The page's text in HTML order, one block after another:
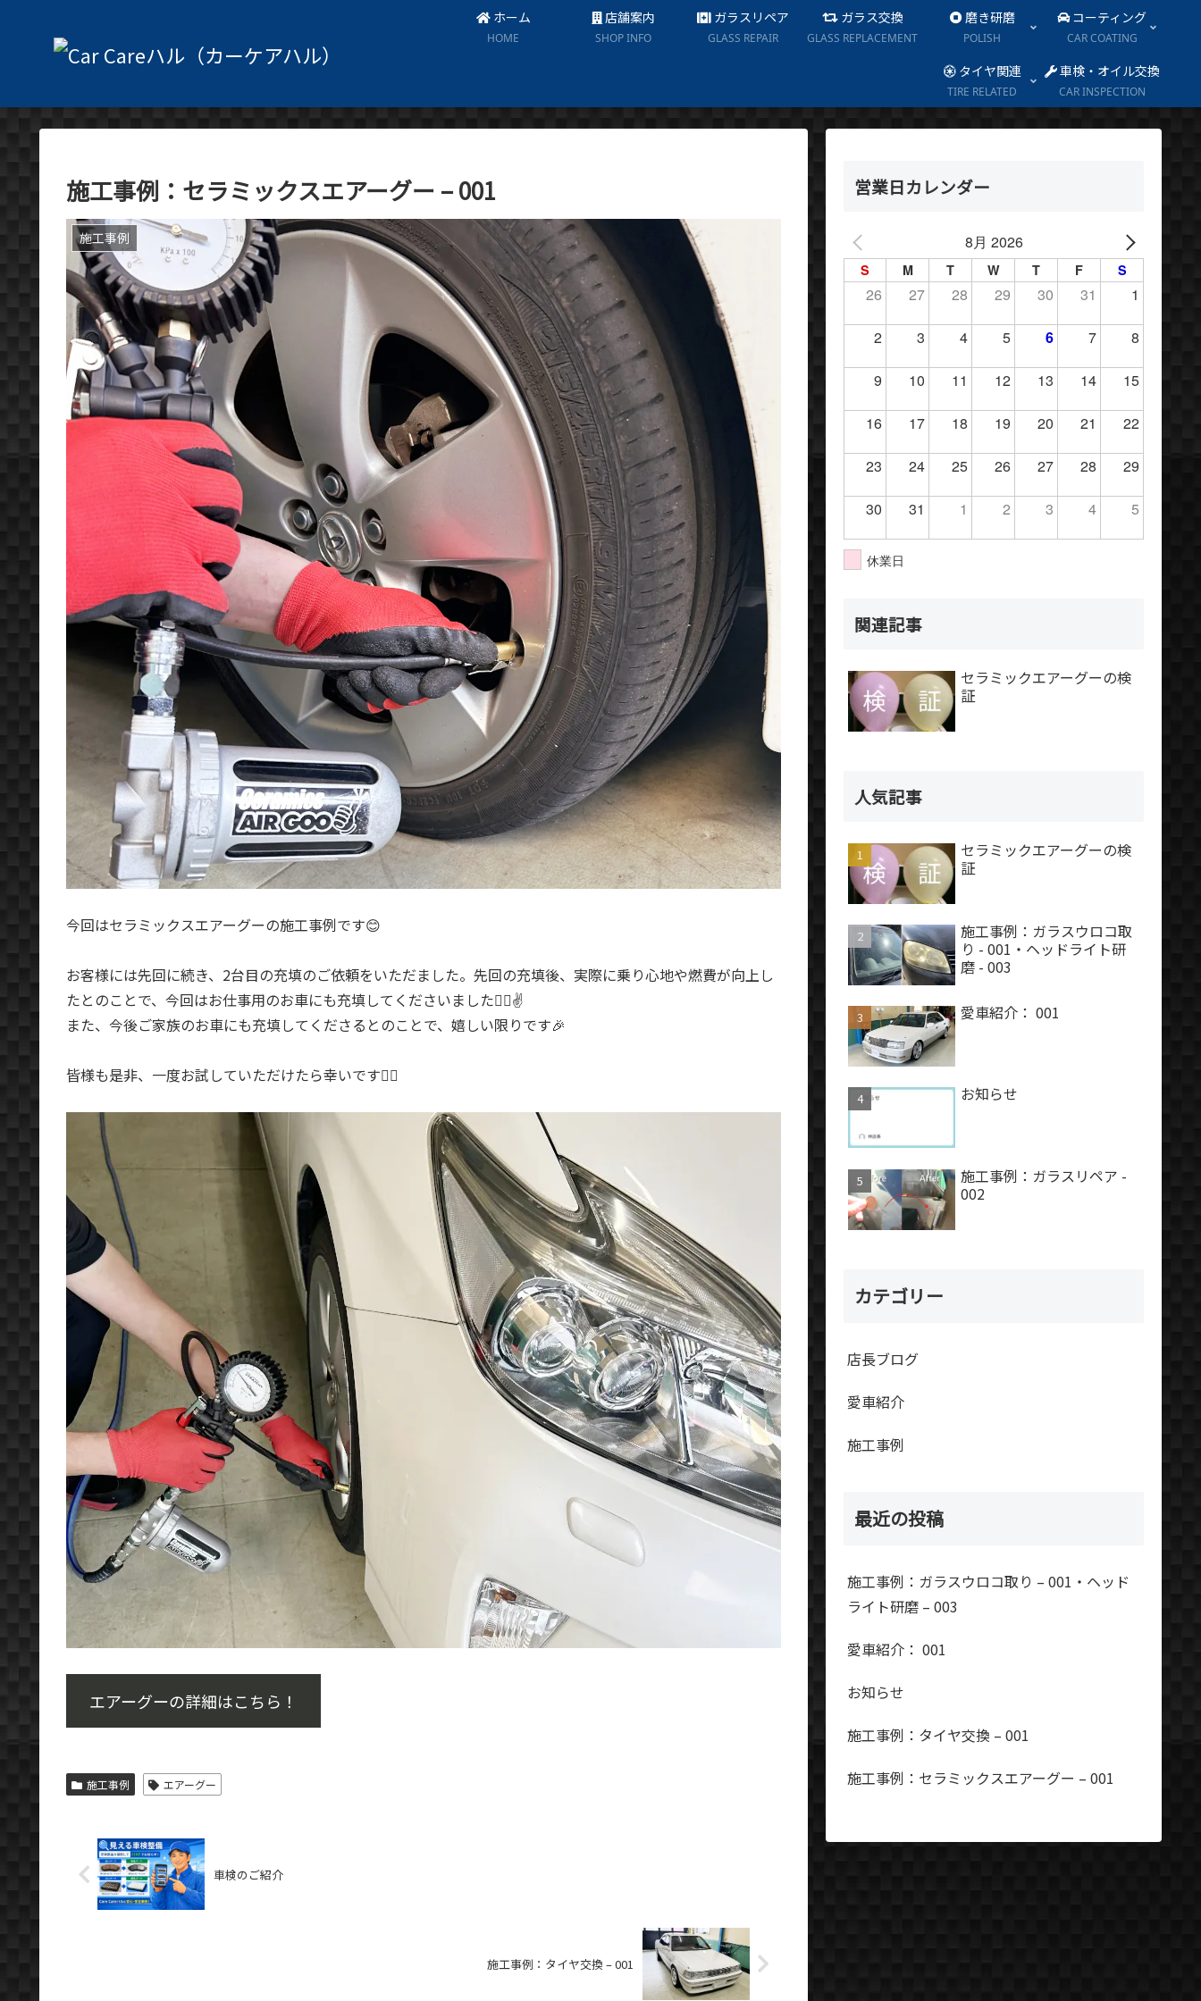
ホーム
HOME
店舗案内
SHOP INFO
ガラスリペア
GLASS REPAIR
ガラス交換
GLASS REPLACEMENT
磨き研磨
POLISH
コーティング
CAR COATING
タイヤ関連
TIRE RELATED
車検・オイル交換
CAR INSPECTION
施工事例：セラミックスエアーグー – 001
施工事例
今回はセラミックスエアーグーの施工事例です😊
お客様には先回に続き、2台目の充填のご依頼をいただました。先回の充填後、実際に乗り心地や燃費が向上し
たとのことで、今回はお仕事用のお車にも充填してくださいました🙆‍♂️✌
また、今後ご家族のお車にも充填してくださるとのことで、嬉しい限りです🎉
皆様も是非、一度お試していただけたら幸いです🙇‍♂️
エアーグーの詳細はこちら！
施工事例 エアーグー
車検のご紹介
施工事例：タイヤ交換 – 001
営業日カレンダー
8月 2026
S M T W T F S
26 27 28 29 30 31 1
2 3 4 5 6 7 8
9 10 11 12 13 14 15
16 17 18 19 20 21 22
23 24 25 26 27 28 29
30 31 1 2 3 4 5
休業日
関連記事
セラミックエアーグーの検
証
人気記事
セラミックエアーグーの検
証
施工事例：ガラスウロコ取
り - 001・ヘッドライト研
磨 - 003
愛車紹介： 001
お知らせ
施工事例：ガラスリペア -
002
カテゴリー
店長ブログ
愛車紹介
施工事例
最近の投稿
施工事例：ガラスウロコ取り – 001・ヘッド
ライト研磨 – 003
愛車紹介： 001
お知らせ
施工事例：タイヤ交換 – 001
施工事例：セラミックスエアーグー – 001